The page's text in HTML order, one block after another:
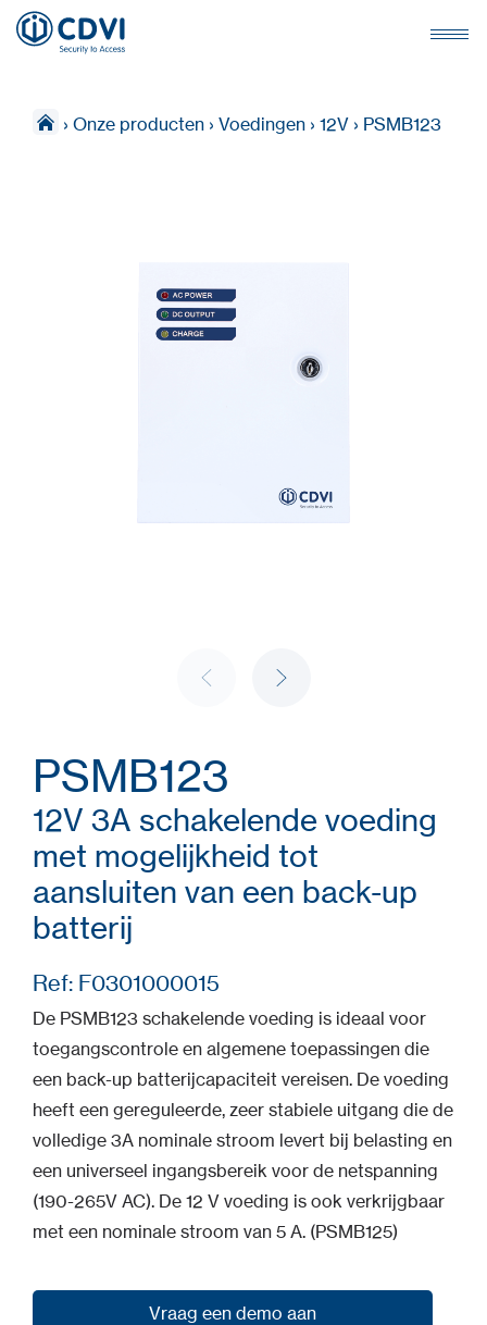
› Onze producten › Voedingen › 12V › PSMB123
PSMB123
12V 3A schakelende voeding
met mogelijkheid tot
aansluiten van een back-up
batterij
Ref: F0301000015
De PSMB123 schakelende voeding is ideaal voor
toegangscontrole en algemene toepassingen die
een back-up batterijcapaciteit vereisen. De voeding
heeft een gereguleerde, zeer stabiele uitgang die de
volledige 3A nominale stroom levert bij belasting en
een universeel ingangsbereik voor de netspanning
(190-265V AC). De 12 V voeding is ook verkrijgbaar
met een nominale stroom van 5 A. (PSMB125)
Vraag een demo aan